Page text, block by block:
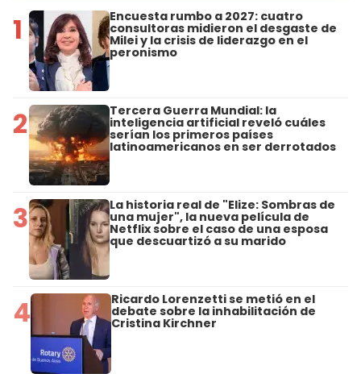
1 Encuesta rumbo a 2027: cuatro
consultoras midieron el desgaste de
Milei y la crisis de liderazgo en el
peronismo
2 Tercera Guerra Mundial: la
inteligencia artificial reveló cuáles
serían los primeros países
latinoamericanos en ser derrotados
3 La historia real de "Elize: Sombras de
una mujer", la nueva película de
Netflix sobre el caso de una esposa
que descuartizó a su marido
4 Ricardo Lorenzetti se metió en el
debate sobre la inhabilitación de
Cristina Kirchner